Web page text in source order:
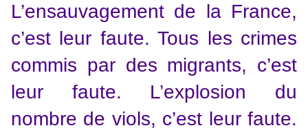
L’ensauvagement de la France,
c’est leur faute. Tous les crimes
commis par des migrants, c’est
leur faute. L’explosion du
nombre de viols, c’est leur faute.